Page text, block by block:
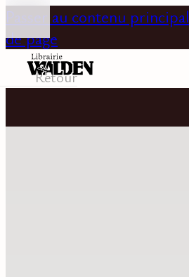
Passer au contenu principal
de page
Retour